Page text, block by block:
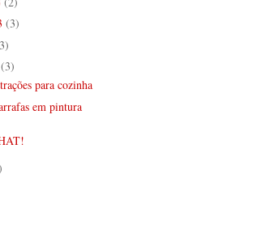
(3)
(3)
para cozinha
em pintura